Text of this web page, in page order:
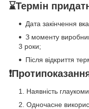
⌛️Термін
Дата закінчення
З моменту
3 роки;
Після відкриття
Наявність глаукоми.
Одночасне